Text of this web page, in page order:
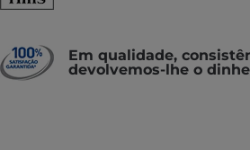
Em qualidade,
devolvemos-lhe o